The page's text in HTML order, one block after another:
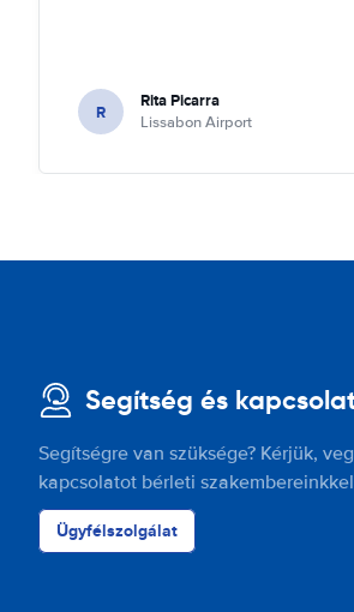
R Rita Picarra
Lissabon Airport
Segítség és
Segítségre van szüksége? Kérjük,
kapcsolatot bérleti
Ügyfélszolgálat